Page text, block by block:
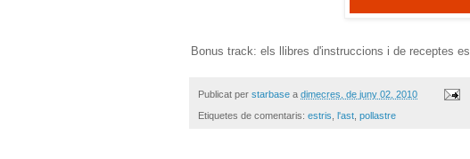
Bonus track: els llibres d'instruccions i de receptes
Publicat per starbase a dimecres, de juny 02, 2010
Etiquetes de comentaris: estris l'ast pollastre